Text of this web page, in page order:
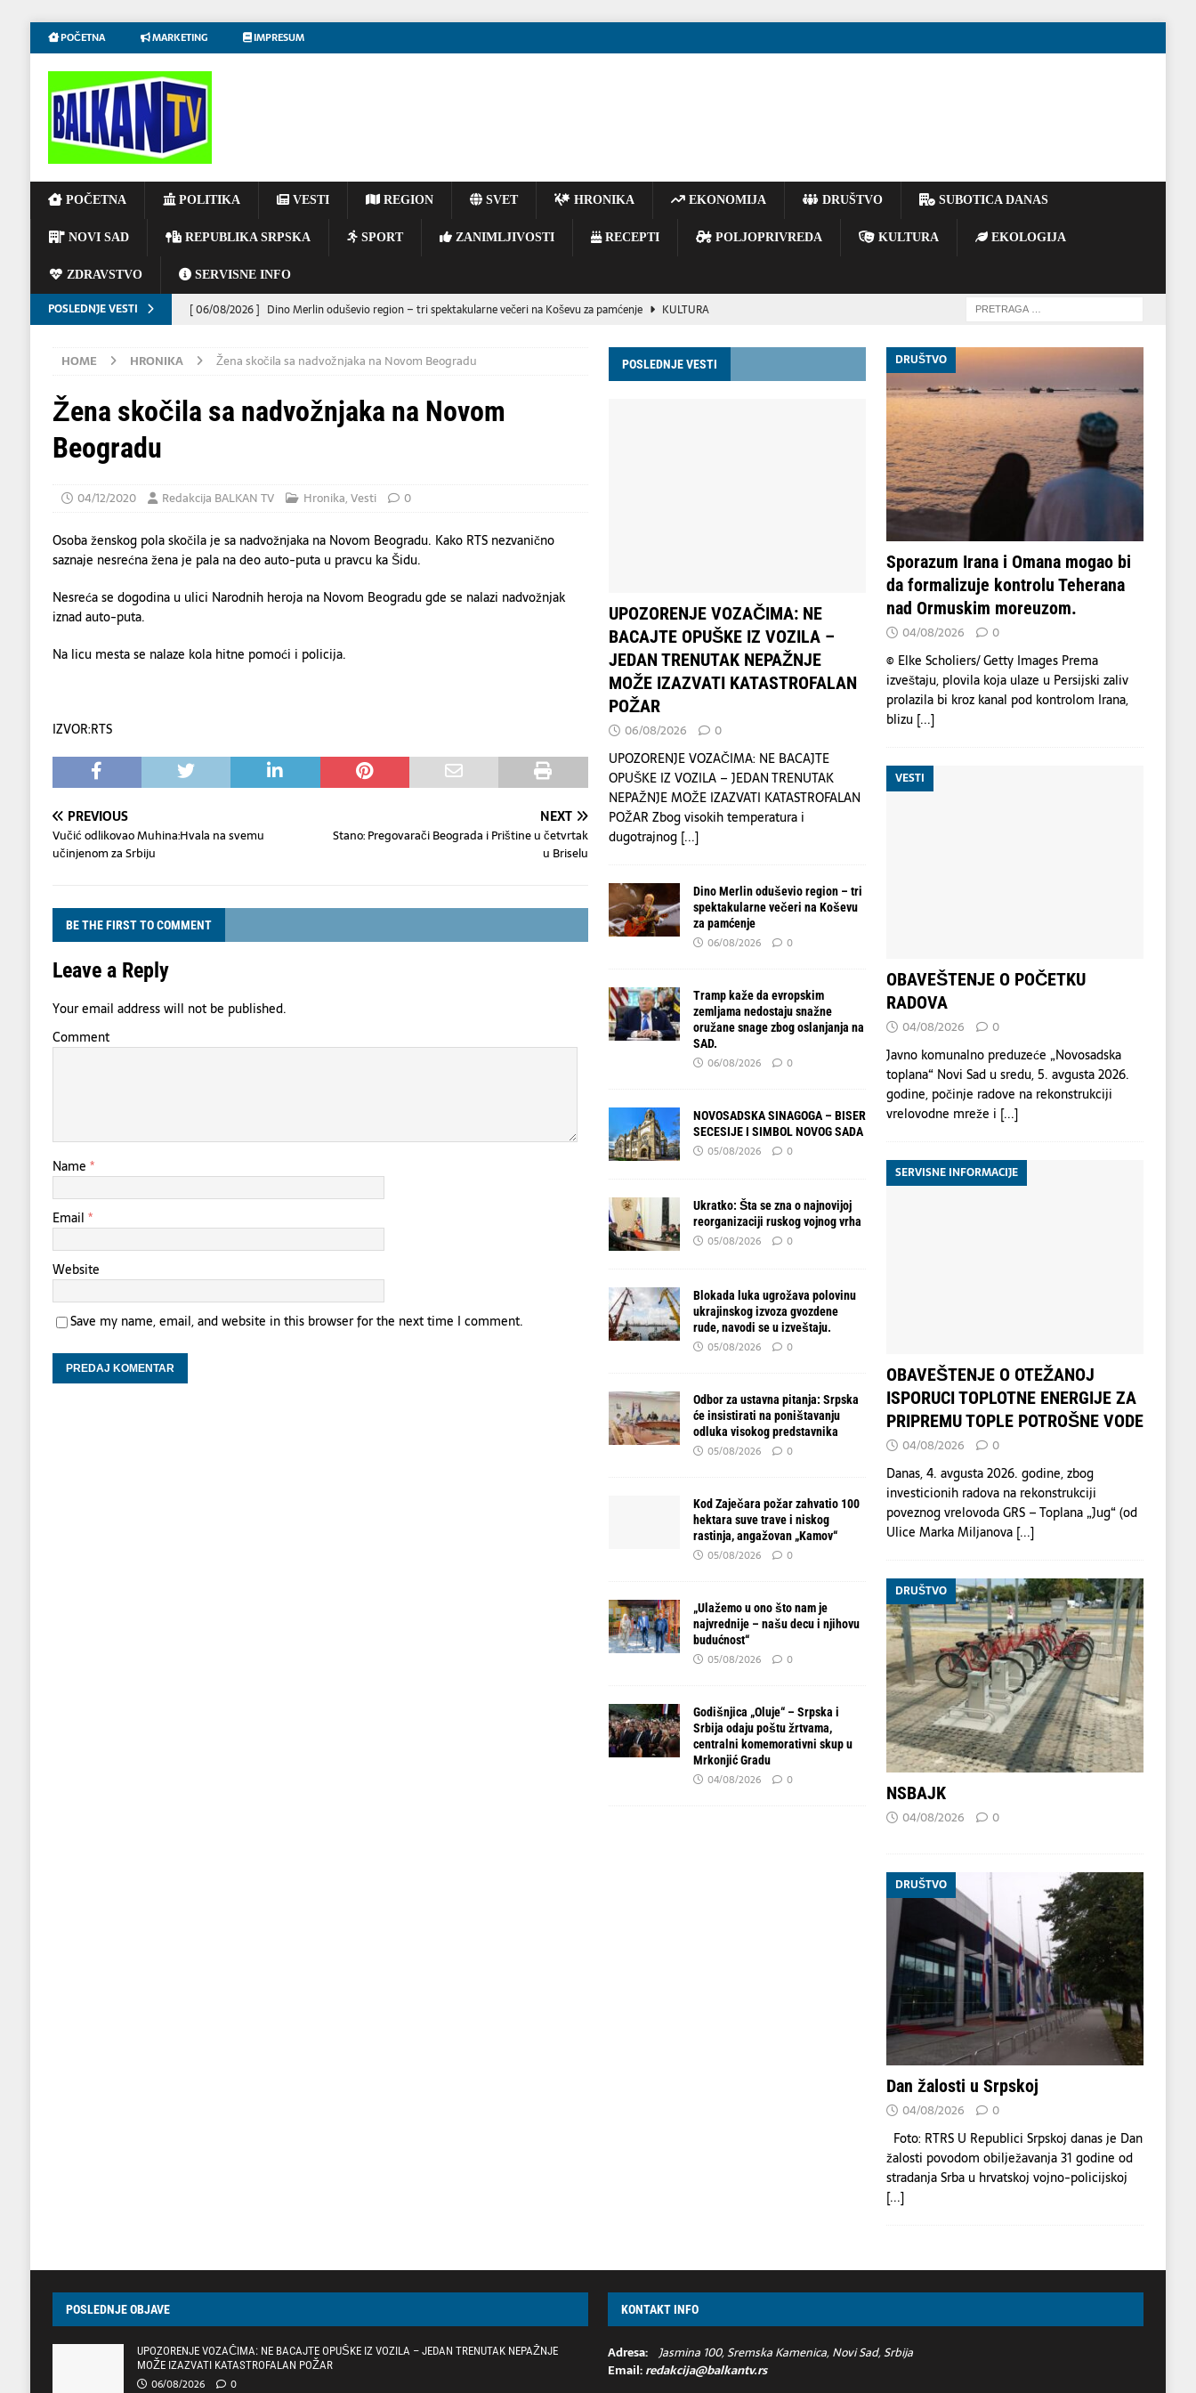
POČETNA MARKETING IMPRESUM
POČETNA POLITIKA VESTI REGION SVET HRONIKA EKONOMIJA DRUŠTVO SUBOTICA DANAS
NOVI SAD REPUBLIKA SRPSKA SPORT ZANIMLJIVOSTI RECEPTI POLJOPRIVREDA KULTURA EKOLOGIJA
ZDRAVSTVO SERVISNE INFO
POSLEDNJE VESTI [ 06/08/2026 ] Dino Merlin oduševio region – tri spektakularne večeri na Koševu za pamćenje
KULTURA
[ 05/08/2026 ] NOVOSADSKA SINAGOGA – BISER SECESIJE I SIMBOL NOVOG SADA
KULTURA
Ukratko: Šta se zna o najnovijoj reorganizaciji ruskog vojnog vrha
UPOZORENJE VOZAČIMA: NE BACAJTE OPUŠKE IZ VOZILA – JEDAN TRENUTAK NEPAŽNJE MOŽE
HOME HRONIKA Žena skočila sa nadvožnjaka na Novom Beogradu
Žena skočila sa nadvožnjaka na Novom
Beogradu
04/12/2020 Redakcija BALKAN TV Hronika,Vesti 0
Osoba ženskog pola skočila je sa nadvožnjaka na Novom Beogradu. Kako RTS nezvanično
saznaje nesrećna žena je pala na deo auto-puta u pravcu ka Šidu.
Nesreća se dogodina u ulici Narodnih heroja na Novom Beogradu gde se nalazi nadvožnjak
iznad auto-puta.
Na licu mesta se nalaze kola hitne pomoći i policija.
IZVOR:RTS
PREVIOUS
Vučić odlikovao Muhina:Hvala na svemu
učinjenom za Srbiju
NEXT
Stano: Pregovarači Beograda i Prištine u četvrtak
u Briselu
BE THE FIRST TO COMMENT
Leave a Reply
Your email address will not be published.
Comment
Name *
Email *
Website
Save my name, email, and website in this browser for the next time I comment.
POSLEDNJE VESTI
UPOZORENJE VOZAČIMA: NE
BACAJTE OPUŠKE IZ VOZILA –
JEDAN TRENUTAK NEPAŽNJE
MOŽE IZAZVATI KATASTROFALAN
POŽAR
06/08/2026 0
UPOZORENJE VOZAČIMA: NE BACAJTE
OPUŠKE IZ VOZILA – JEDAN TRENUTAK
NEPAŽNJE MOŽE IZAZVATI KATASTROFALAN
POŽAR Zbog visokih temperatura i
dugotrajnog [...]
Dino Merlin oduševio region – tri
spektakularne večeri na Koševu
za pamćenje
06/08/2026 0
Tramp kaže da evropskim
zemljama nedostaju snažne
oružane snage zbog oslanjanja na
SAD.
06/08/2026 0
NOVOSADSKA SINAGOGA – BISER
SECESIJE I SIMBOL NOVOG SADA
05/08/2026 0
Ukratko: Šta se zna o najnovijoj
reorganizaciji ruskog vojnog vrha
05/08/2026 0
Blokada luka ugrožava polovinu
ukrajinskog izvoza gvozdene
rude, navodi se u izveštaju.
05/08/2026 0
Odbor za ustavna pitanja: Srpska
će insistirati na poništavanju
odluka visokog predstavnika
05/08/2026 0
Kod Zaječara požar zahvatio 100
hektara suve trave i niskog
rastinja, angažovan „Kamov“
05/08/2026 0
„Ulažemo u ono što nam je
najvrednije – našu decu i njihovu
budućnost“
05/08/2026 0
Godišnjica „Oluje“ – Srpska i
Srbija odaju poštu žrtvama,
centralni komemorativni skup u
Mrkonjić Gradu
04/08/2026 0
DRUŠTVO
Sporazum Irana i Omana mogao bi
da formalizuje kontrolu Teherana
nad Ormuskim moreuzom.
04/08/2026 0
© Elke Scholiers/ Getty Images Prema
izveštaju, plovila koja ulaze u Persijski zaliv
prolazila bi kroz kanal pod kontrolom Irana,
blizu [...]
VESTI
OBAVEŠTENJE O POČETKU
RADOVA
04/08/2026 0
Javno komunalno preduzeće „Novosadska
toplana“ Novi Sad u sredu, 5. avgusta 2026.
godine, počinje radove na rekonstrukciji
vrelovodne mreže i [...]
SERVISNE INFORMACIJE
OBAVEŠTENJE O OTEŽANOJ
ISPORUCI TOPLOTNE ENERGIJE ZA
PRIPREMU TOPLE POTROŠNE VODE
04/08/2026 0
Danas, 4. avgusta 2026. godine, zbog
investicionih radova na rekonstrukciji
poveznog vrelovoda GRS – Toplana „Jug“ (od
Ulice Marka Miljanova [...]
DRUŠTVO
NSBAJK
04/08/2026 0
DRUŠTVO
Dan žalosti u Srpskoj
04/08/2026 0
Foto: RTRS U Republici Srpskoj danas je Dan
žalosti povodom obilježavanja 31 godine od
stradanja Srba u hrvatskoj vojno-policijskoj
[...]
POSLEDNJE OBJAVE
UPOZORENJE VOZAČIMA: NE BACAJTE OPUŠKE IZ VOZILA – JEDAN TRENUTAK NEPAŽNJE
MOŽE IZAZVATI KATASTROFALAN POŽAR
06/08/2026 0
KONTAKT INFO
Adresa: Jasmina 100, Sremska Kamenica, Novi Sad, Srbija
Email:redakcija@balkantv.rs